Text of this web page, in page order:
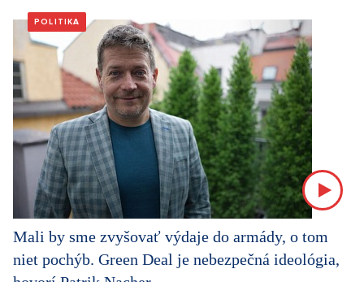
POLITIKA
Mali by sme zvyšovať výdaje do armády, o tom
niet pochýb. Green Deal je nebezpečná ideológia,